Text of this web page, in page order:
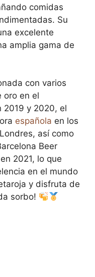
comidas
Su
excelente
amplia gama de
con varios
oro en el
2019 y 2020, el
española en los
así como
Beer
2021, lo que
en el mundo
y disfruta de
sorbo!